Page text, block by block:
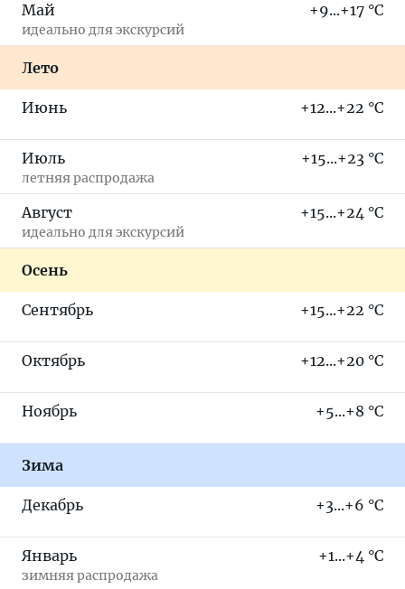
Май
идеально для экскурсий
+9...+17 °C
Лето
Июнь +12...+22 °C
Июль
летняя распродажа
+15...+23 °C
Август
идеально для экскурсий
+15...+24 °C
Осень
Сентябрь +15...+22 °C
Октябрь +12...+20 °C
Ноябрь +5...+8 °C
Зима
Декабрь +3...+6 °C
Январь
зимняя распродажа
+1...+4 °C